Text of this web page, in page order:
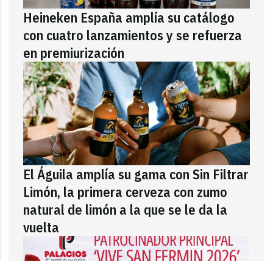
Heineken España amplía su catálogo
con cuatro lanzamientos y se refuerza
en premiurización
El Águila amplía su gama con Sin Filtrar
Limón, la primera cerveza con zumo
natural de limón a la que se le da la
vuelta